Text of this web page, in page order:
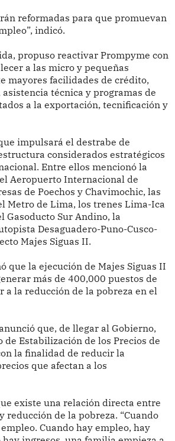
reformadas para que promuevan
indicó.
propuso reactivar Prompyme con
a las micro y pequeñas
mayores facilidades de crédito,
técnica y programas de
a la exportación, tecnificación y
impulsará el destrabe de
considerados estratégicos
Entre ellos mencionó la
Aeropuerto Internacional de
de Poechos y Chavimochic, las
Metro de Lima, los trenes Lima-Ica
Gasoducto Sur Andino, la
Desaguadero-Puno-Cusco-
Majes Siguas II.
que la ejecución de Majes Siguas II
más de 400,000 puestos de
la reducción de la pobreza en el
que, de llegar al Gobierno,
de Estabilización de los Precios de
la finalidad de reducir la
que afectan a los
existe una relación directa entre
reducción de la pobreza. “Cuando
Cuando hay empleo, hay